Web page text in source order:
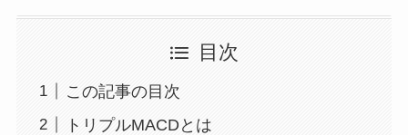
目次
この記事の目次
トリプルMACDとは